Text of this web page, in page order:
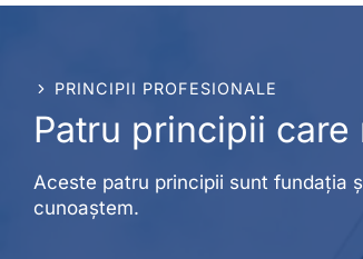
PRINCIPII PROFESIONALE
Patru principii
Aceste patru principii sunt fundația
cunoaștem.